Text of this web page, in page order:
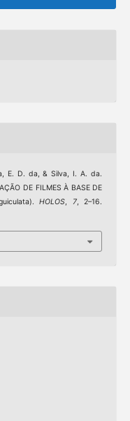
E. D. da, & Silva, I. A. da.
DE FILMES À BASE DE
HOLOS, 7, 2–16.